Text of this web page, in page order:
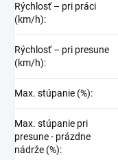
Rýchlosť – pri práci
(km/h):
Rýchlosť – pri presune
(km/h):
Max. stúpanie (%):
Max. stúpanie pri
presune - prázdne
nádrže (%):